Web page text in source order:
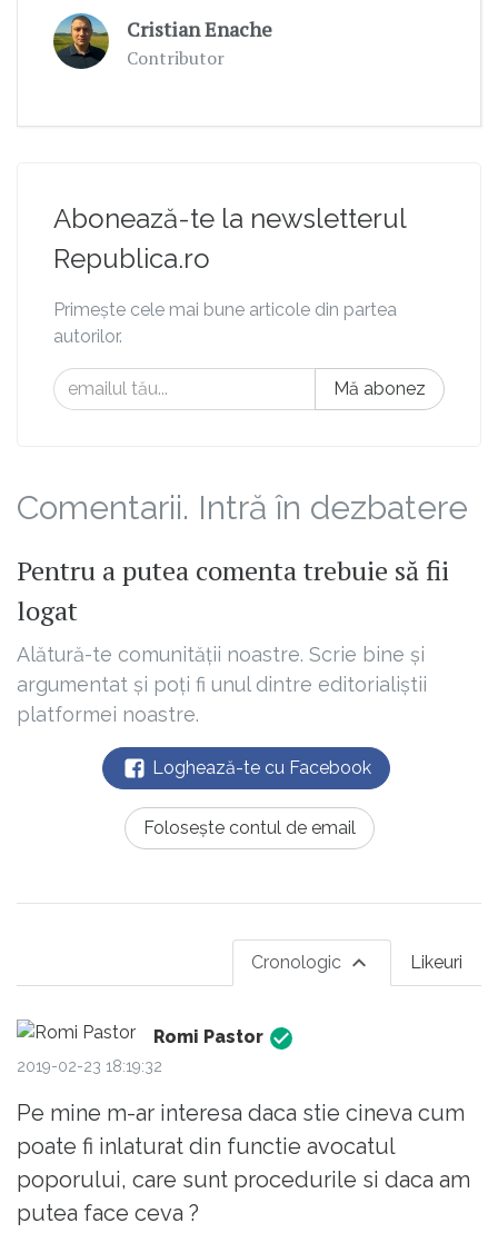
Cristian Enache
Contributor
Abonează-te la newsletterul
Republica.ro
Primește cele mai bune articole din partea
autorilor.
Mă abonez
Comentarii. Intră în dezbatere
Pentru a putea comenta trebuie să fii
logat
Alătură-te comunității noastre. Scrie bine și
argumentat și poți fi unul dintre editorialiștii
platformei noastre.
Loghează-te cu Facebook
Folosește contul de email
Likeuri
Cronologic
Romi Pastor
2019-02-23 18:19:32
Pe mine m-ar interesa daca stie cineva cum
poate fi inlaturat din functie avocatul
poporului, care sunt procedurile si daca am
putea face ceva ?